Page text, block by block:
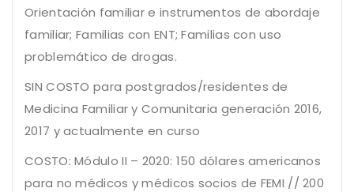
Orientación familiar e instrumentos de abordaje
familiar; Familias con ENT; Familias con uso
problemático de drogas.
SIN COSTO para postgrados/residentes de
Medicina Familiar y Comunitaria generación 2016,
2017 y actualmente en curso
COSTO: Módulo II – 2020: 150 dólares americanos
para no médicos y médicos socios de FEMI // 200